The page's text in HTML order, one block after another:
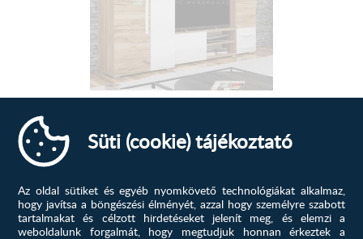
Bútoraink szerves részeit képezik otthonunknak. Ők adják
a berendezés magját,...
248 900Ft
MEGTEKINTÉS
Süti (cookie) tájékoztató
Az oldal sütiket és egyéb nyomkövető technológiákat alkalmaz,
hogy javítsa a böngészési élményét, azzal hogy személyre szabott
tartalmakat és célzott hirdetéseket jelenít meg, és elemzi a
weboldalunk forgalmát, hogy megtudjuk honnan érkeztek a